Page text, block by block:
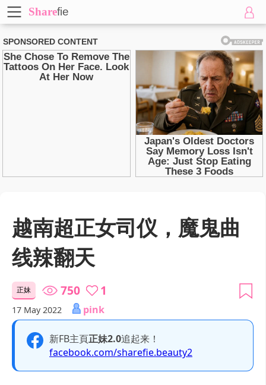
Sharefie
越南超正女司仪，魔鬼曲
线辣翻天
正妹 750 1
17 May 2022 pink
新FB主頁正妹2.0追起来！
facebook.com/sharefie.beauty2